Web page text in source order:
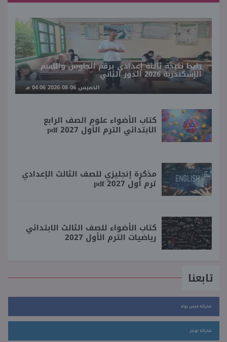
رابط نتيجة ثالثة إعدادي برقم الجلوس والاسم
الإسكندرية 2026 الدور الثاني
الخميس 06-08-2026 04:06 مـ
كتاب الأضواء علوم الصف الرابع
الابتدائي الترم الأول 2027 pdf
مذكرة إنجليزي للصف الثالث الإعدادي
ترم أول 2027 pdf
كتاب الأضواء للصف الثالث الابتدائي
رياضيات الترم الأول 2027
تابعنا
شاركنا فيس بوك
شاركنا تويتر